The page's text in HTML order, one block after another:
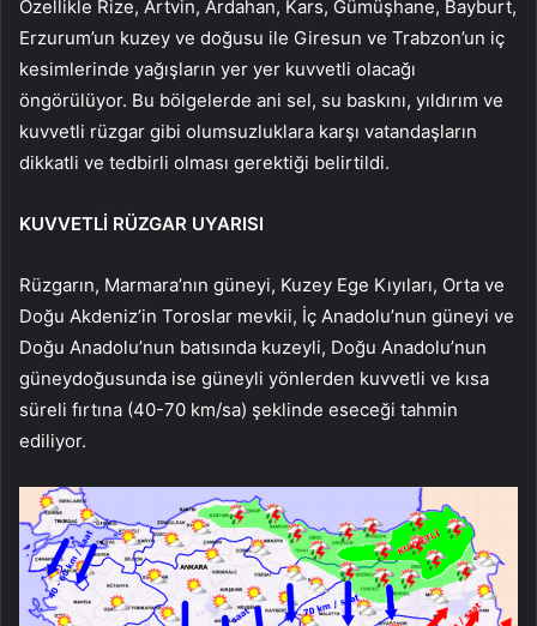
Özellikle Rize, Artvin, Ardahan, Kars, Gümüşhane, Bayburt,
Erzurum’un kuzey ve doğusu ile Giresun ve Trabzon’un iç
kesimlerinde yağışların yer yer kuvvetli olacağı
öngörülüyor. Bu bölgelerde ani sel, su baskını, yıldırım ve
kuvvetli rüzgar gibi olumsuzluklara karşı vatandaşların
dikkatli ve tedbirli olması gerektiği belirtildi.
KUVVETLİ RÜZGAR UYARISI
Rüzgarın, Marmara’nın güneyi, Kuzey Ege Kıyıları, Orta ve
Doğu Akdeniz’in Toroslar mevkii, İç Anadolu’nun güneyi ve
Doğu Anadolu’nun batısında kuzeyli, Doğu Anadolu’nun
güneydoğusunda ise güneyli yönlerden kuvvetli ve kısa
süreli fırtına (40-70 km/sa) şeklinde eseceği tahmin
ediliyor.